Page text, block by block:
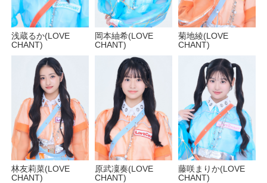
浅蔵るか(LOVE
CHANT)
岡本紬希(LOVE
CHANT)
菊地綾(LOVE
CHANT)
林友莉菜(LOVE
CHANT)
原武凜奏(LOVE
CHANT)
藤咲まりか(LOVE
CHANT)